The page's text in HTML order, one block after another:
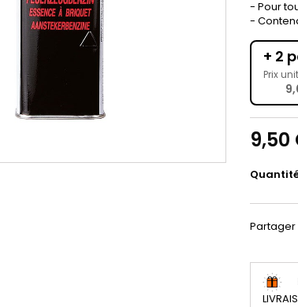
- Pour
-
+ 2
Prix
9,50
Partager